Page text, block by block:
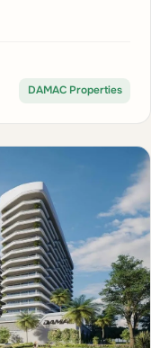
DAMAC Properties